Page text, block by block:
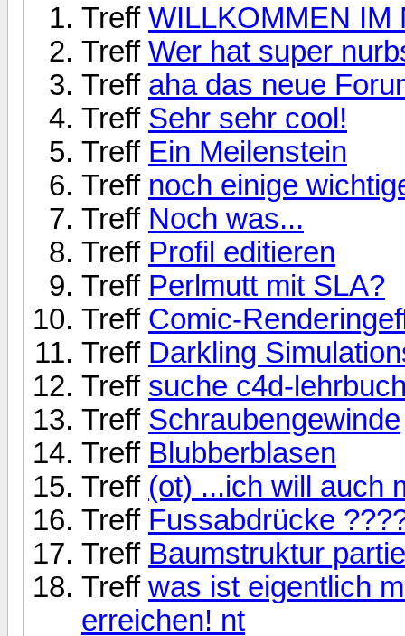
Treff WILLKOMMEN IM
Treff Wer hat super
Treff aha das neue
Treff Sehr sehr cool!
Treff Ein Meilenstein
Treff noch einige
Treff Noch was...
Treff Profil editieren
Treff Perlmutt mit SLA?
Treff Comic-
Treff Darkling
Treff suche c4d-
Treff Schraubengewinde
Treff Blubberblasen
Treff (ot) ...ich will auch
Treff Fussabdrücke
Treff Baumstruktur
Treff was ist eigentlich
erreichen! nt